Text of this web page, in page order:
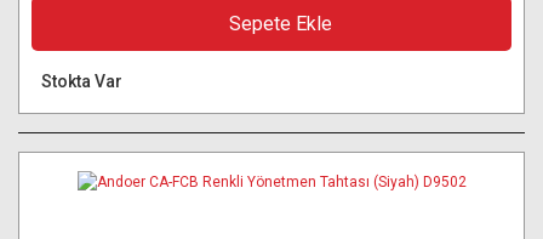
Sepete Ekle
Stokta Var